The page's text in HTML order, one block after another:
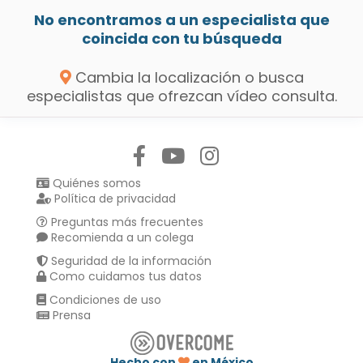
No encontramos a un especialista que
coincida con tu búsqueda
Cambia la localización o busca
especialistas que ofrezcan vídeo consulta.
Quiénes somos
Política de privacidad
Preguntas más frecuentes
Recomienda a un colega
Seguridad de la información
Como cuidamos tus datos
Condiciones de uso
Prensa